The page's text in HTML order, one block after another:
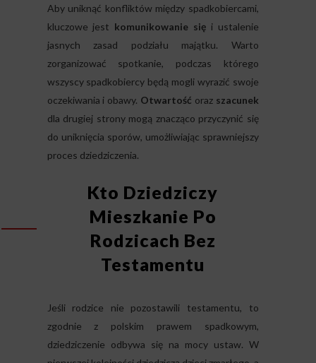
Aby uniknąć konfliktów między spadkobiercami,
kluczowe jest komunikowanie sięi ustalenie
jasnych zasad podziału majątku. Warto
zorganizować spotkanie, podczas którego
wszyscy spadkobiercy będą mogli wyrazić swoje
oczekiwania i obawy. Otwartość oraz szacunek
dla drugiej strony mogą znacząco przyczynić się
do uniknięcia sporów, umożliwiając sprawniejszy
proces dziedziczenia.
Kto Dziedziczy
Mieszkanie Po
Rodzicach Bez
Testamentu
Jeśli rodzice nie pozostawili testamentu, to
zgodnie z polskim prawem spadkowym,
dziedziczenie odbywa się na mocy ustaw. W